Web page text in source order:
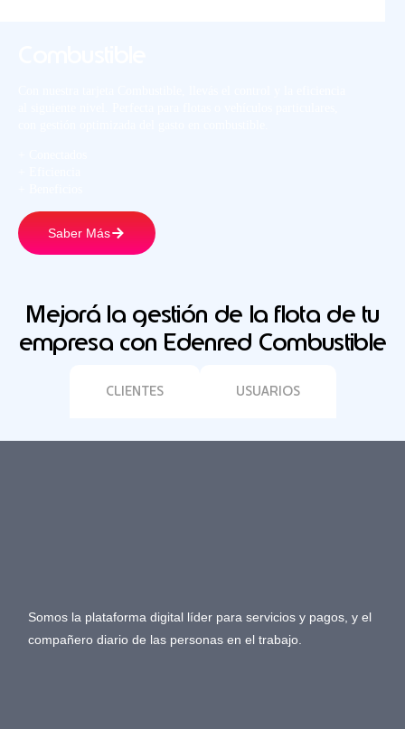
Saber Más
Mejorá la gestión de la flota de tu
empresa con Edenred Combustible
CLIENTES USUARIOS
Somos la plataforma digital líder para servicios y pagos, y el
compañero diario de las personas en el trabajo.